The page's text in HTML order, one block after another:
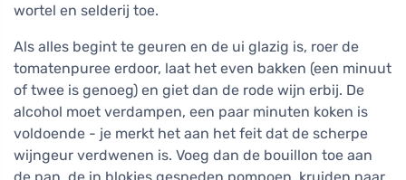
wortel en selderij toe.
Als alles begint te geuren en de ui glazig is, roer de
tomatenpuree erdoor, laat het even bakken (een minuut
of twee is genoeg) en giet dan de rode wijn erbij. De
alcohol moet verdampen, een paar minuten koken is
voldoende - je merkt het aan het feit dat de scherpe
wijngeur verdwenen is. Voeg dan de bouillon toe aan